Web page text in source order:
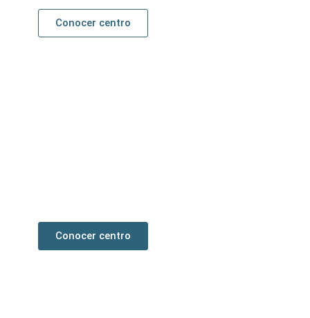
Conocer centro
Conocer centro